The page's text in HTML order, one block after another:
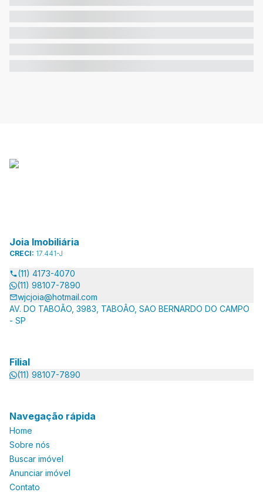
Joia Imobiliária
CRECI: 17.441-J
(11) 4173-4070
(11) 98107-7890
wjcjoia@hotmail.com
AV. DO TABOÃO, 3983, TABOÃO, SAO BERNARDO DO CAMPO
- SP
Filial
(11) 98107-7890
Navegação rápida
Home
Sobre nós
Buscar imóvel
Anunciar imóvel
Contato